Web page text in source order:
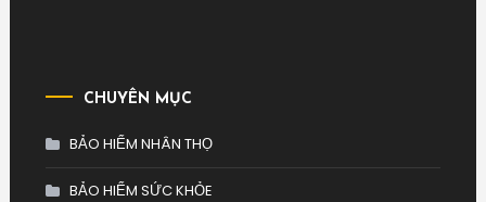
CHUYÊN MỤC
BẢO HIỂM NHÂN THỌ
BẢO HIỂM SỨC KHỎE